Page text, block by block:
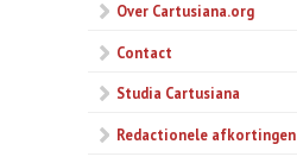
Over Cartusiana.org
Contact
Studia Cartusiana
Redactionele afkortingen